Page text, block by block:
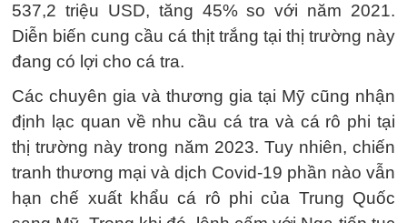
537,2 triệu USD, tăng 45% so với năm 2021.
Diễn biến cung cầu cá thịt trắng tại thị trường này
đang có lợi cho cá tra.
Các chuyên gia và thương gia tại Mỹ cũng nhận
định lạc quan về nhu cầu cá tra và cá rô phi tại
thị trường này trong năm 2023. Tuy nhiên, chiến
tranh thương mại và dịch Covid-19 phần nào vẫn
hạn chế xuất khẩu cá rô phi của Trung Quốc